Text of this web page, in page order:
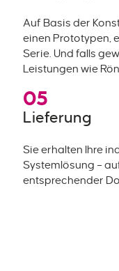
Auf Basis der
einen Prototypen,
Serie. Und falls
Leistungen wie
05
Lieferung
Sie erhalten Ihre
Systemlösung –
entsprechender